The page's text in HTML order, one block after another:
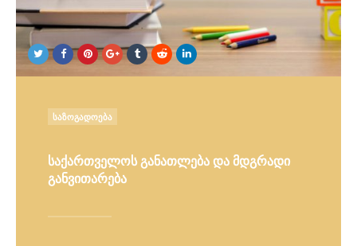
POSTED
IN
ᲡᲐᲖᲝᲒᲐᲓᲝᲔᲑᲐ
საქართველოს განათლება და მდგრადი
განვითარება